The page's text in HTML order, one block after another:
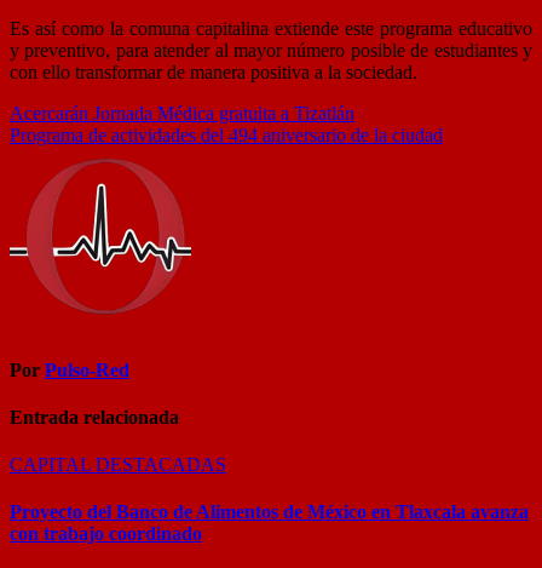
Es así como la comuna capitalina extiende este programa educativo
y preventivo, para atender al mayor número posible de estudiantes y
con ello transformar de manera positiva a la sociedad.
Navegación
de
entradas
Acercarán Jornada Médica gratuita a Tizatlán
Programa de actividades del 494 aniversario de la ciudad
Por Pulso-Red
Entrada relacionada
CAPITAL DESTACADAS
Proyecto del Banco de Alimentos de México en Tlaxcala avanza
con trabajo coordinado